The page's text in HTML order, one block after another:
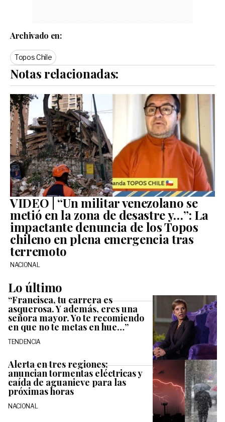
Archivado en:
Topos Chile
Notas relacionadas:
VIDEO | “Un militar venezolano se
metió en la zona de desastre y…”: La
impactante denuncia de los Topos
chileno en plena emergencia tras
terremoto
NACIONAL
Lo último
“Francisca, tu carrera es
asquerosa. Y además, eres una
señora mayor. Yo te recomiendo
en que no te metas en hue…”
TENDENCIA
Alerta en tres regiones:
anuncian tormentas eléctricas y
caída de aguanieve para las
próximas horas
NACIONAL